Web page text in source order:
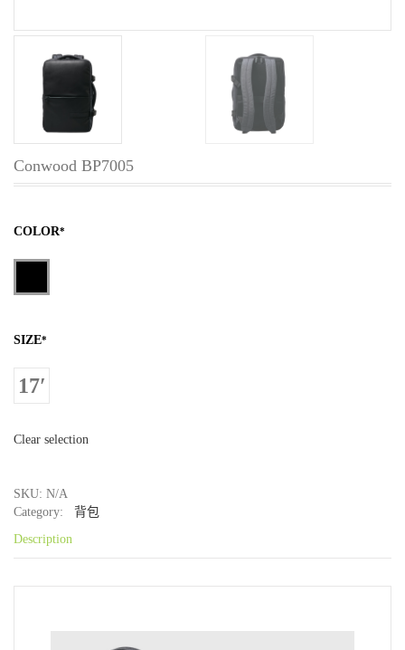
Conwood BP7005
COLOR*
SIZE*
17′
Clear selection
SKU: N/A
Category:
背包
Description